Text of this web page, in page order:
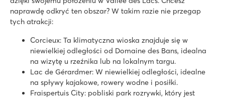
naprawdę odkryć ten obszar? W takim razie nie przegap
tych atrakcji:
Corcieux: Ta klimatyczna wioska znajduje się w
niewielkiej odległości od Domaine des Bans, idealna
na wizytę u rzeźnika lub na lokalnym targu.
Lac de Gérardmer: W niewielkiej odległości, idealne
na spływy kajakowe, rowery wodne i posiłki.
Fraispertuis City: pobliski park rozrywki, który jest